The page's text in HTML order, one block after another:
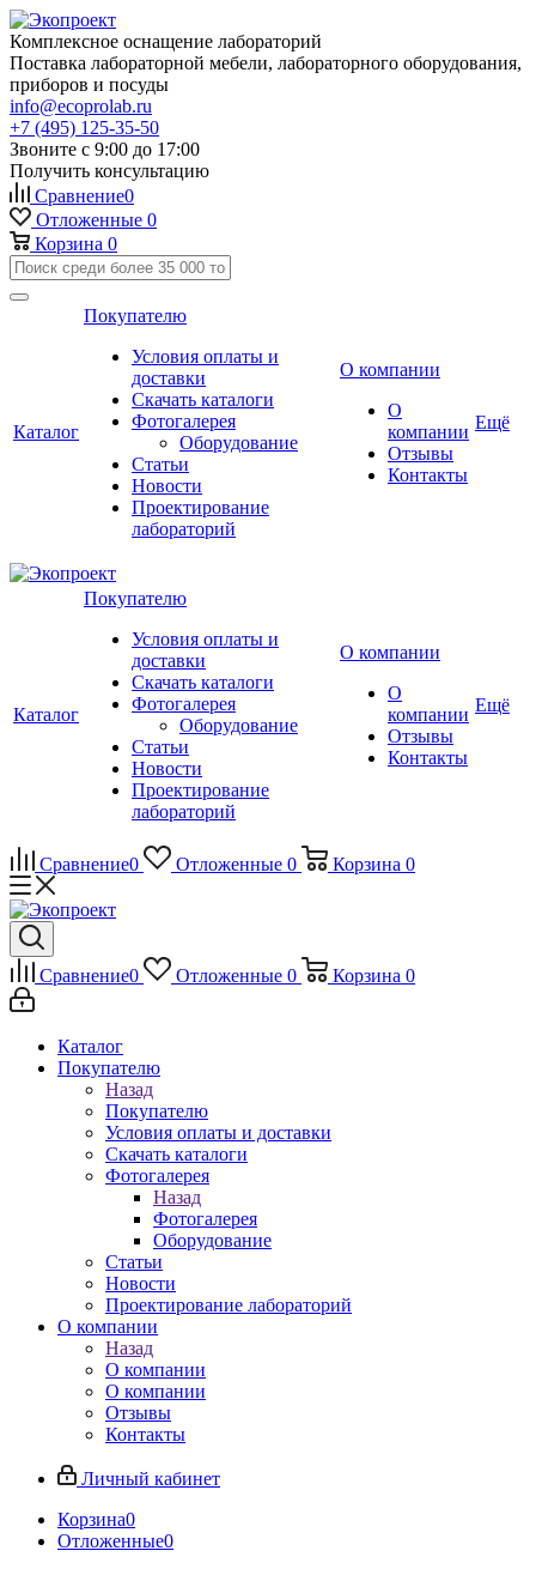
Комплексное оснащение лабораторий
Поставка лабораторной мебели, лабораторного оборудования,
приборов и посуды
info@ecoprolab.ru
+7 (495) 125-35-50
Звоните с 9:00 до 17:00
Получить консультацию
Сравнение0
Отложенные 0
Корзина 0
Каталог
Покупателю
Условия оплаты и
доставки
Скачать каталоги
Фотогалерея
Оборудование
Статьи
Новости
Проектирование
лабораторий
О компании
О
компании
Отзывы
Контакты
Ещё
Каталог
Покупателю
Условия оплаты и
доставки
Скачать каталоги
Фотогалерея
Оборудование
Статьи
Новости
Проектирование
лабораторий
О компании
О
компании
Отзывы
Контакты
Ещё
Сравнение0 Отложенные 0 Корзина 0
Сравнение0 Отложенные 0 Корзина 0
Каталог
Покупателю
Назад
Покупателю
Условия оплаты и доставки
Скачать каталоги
Фотогалерея
Назад
Фотогалерея
Оборудование
Статьи
Новости
Проектирование лабораторий
О компании
Назад
О компании
О компании
Отзывы
Контакты
Личный кабинет
Корзина0
Отложенные0